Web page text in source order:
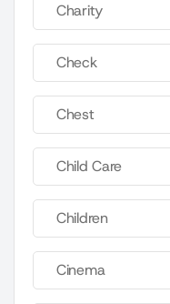
Charity
Check
Chest
Child Care
Children
Cinema